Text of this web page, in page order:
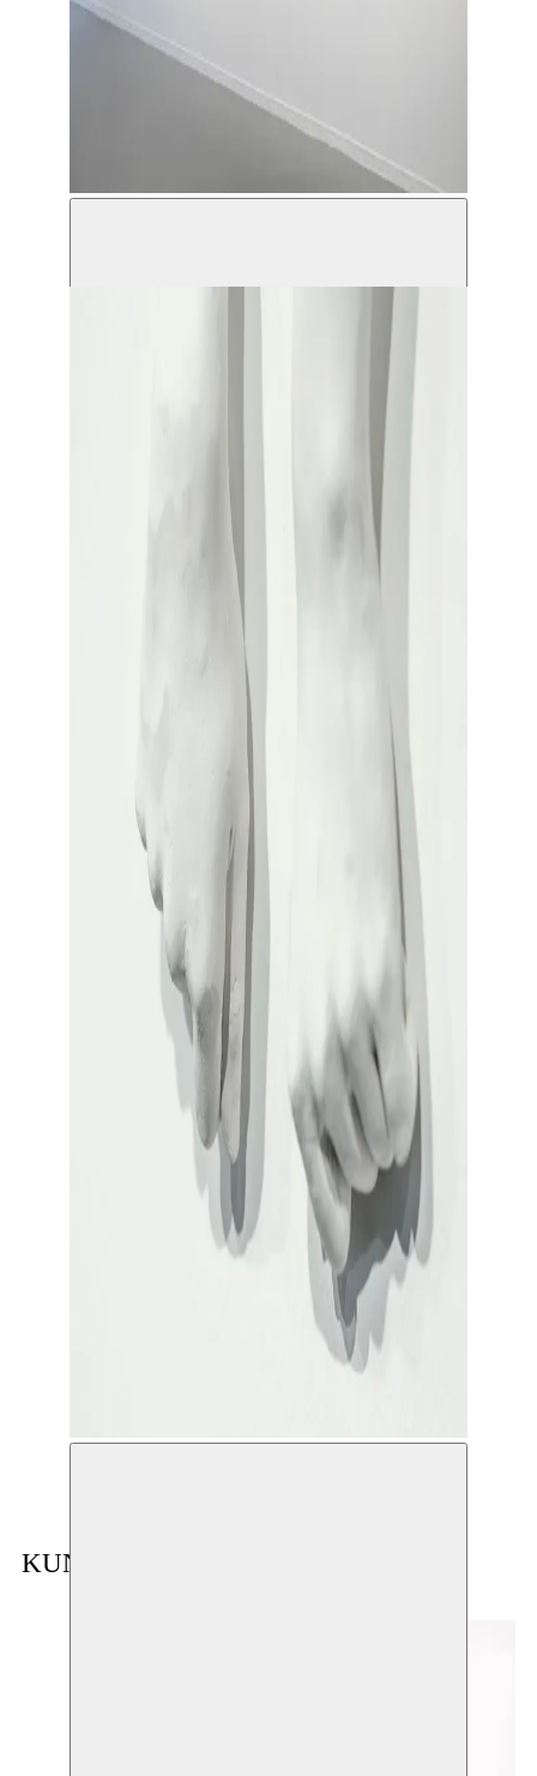
Q(ee)R Codes - Nouvelles Frontières Bxl 1000 Anna
Q(ee)R Codes - Nouvelles Frontières Bxl 1000 Anna
KUNSTENAAR IN RESIDENTIE